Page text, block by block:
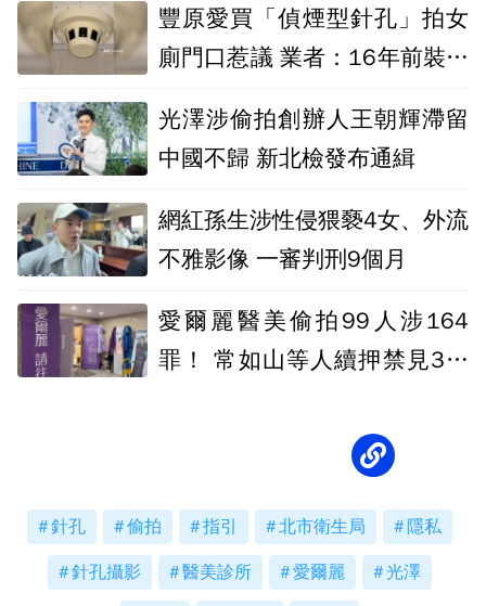
豐原愛買「偵煙型針孔」拍女
廁門口惹議 業者：16年前裝設
光澤涉偷拍創辦人王朝輝滯留
中國不歸 新北檢發布通緝
網紅孫生涉性侵猥褻4女、外流
不雅影像 一審判刑9個月
愛爾麗醫美偷拍99人涉164
罪！ 常如山等人續押禁見3個
針孔 偷拍 指引 北市衛生局 隱私
針孔攝影 醫美診所 愛爾麗 光澤